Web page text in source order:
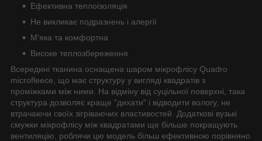
Ефективна теплоізоляція
Не викликає подразнень і алергії
М'яка та комфортна
Високе теплозбереження
Всередині тканина оснащена шаром мікрофлісу Quadro
microfleece, що має структуру у вигляді квадратів з
проміжками між ними. На відміну від суцільної поверхні, така
структура дозволяє краще "дихати" і відводити вологу, не
втрачаючи своїх зігріваючих властивостей. Додаткові вузькі
смужки мікрофлісу між квадратами ще більше покращують
вентиляцію, роблячи цю модель більш ефективною порівняно